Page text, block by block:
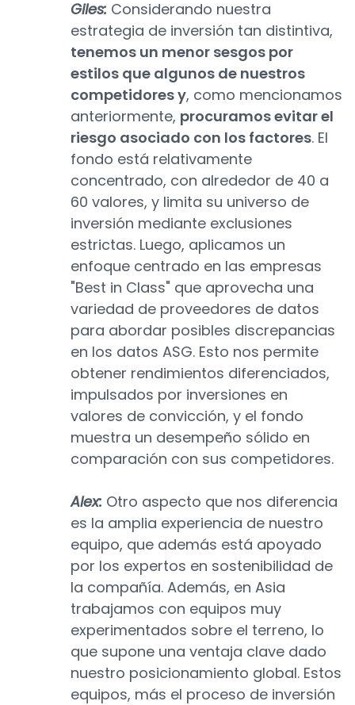
Giles: Considerando nuestra
estrategia de inversión tan distintiva,
tenemos un menor sesgos por
estilos que algunos de nuestros
competidores y, como mencionamos
anteriormente, procuramos evitar el
riesgo asociado con los factores. El
fondo está relativamente
concentrado, con alrededor de 40 a
60 valores, y limita su universo de
inversión mediante exclusiones
estrictas. Luego, aplicamos un
enfoque centrado en las empresas
"Best in Class" que aprovecha una
variedad de proveedores de datos
para abordar posibles discrepancias
en los datos ASG. Esto nos permite
obtener rendimientos diferenciados,
impulsados por inversiones en
valores de convicción, y el fondo
muestra un desempeño sólido en
comparación con sus competidores.
Alex: Otro aspecto que nos diferencia
es la amplia experiencia de nuestro
equipo, que además está apoyado
por los expertos en sostenibilidad de
la compañía. Además, en Asia
trabajamos con equipos muy
experimentados sobre el terreno, lo
que supone una ventaja clave dado
nuestro posicionamiento global. Estos
equipos, más el proceso de inversión